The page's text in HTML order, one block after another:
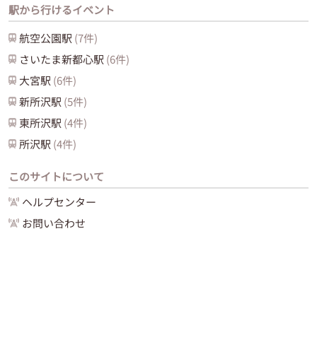
駅から行けるイベント
航空公園駅 (7件)
さいたま新都心駅 (6件)
大宮駅 (6件)
新所沢駅 (5件)
東所沢駅 (4件)
所沢駅 (4件)
このサイトについて
ヘルプセンター
お問い合わせ